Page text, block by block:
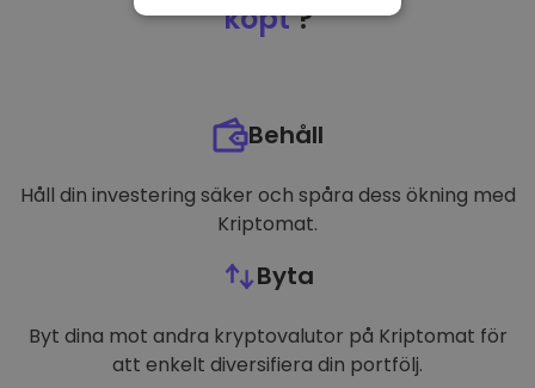
köpt?
Behåll
Håll din investering säker och spåra dess ökning med
Kriptomat.
Byta
Byt dina mot andra kryptovalutor på Kriptomat för
att enkelt diversifiera din portfölj.
PRESTANDA
FUNKTIONER